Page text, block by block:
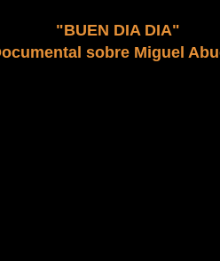
"BUEN DIA DIA"
sobre Miguel